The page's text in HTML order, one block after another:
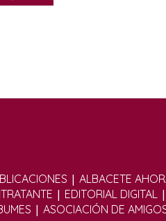
| ALBACETE
| EDITORIAL DIGITAL|
| ASOCIACIÓN DE